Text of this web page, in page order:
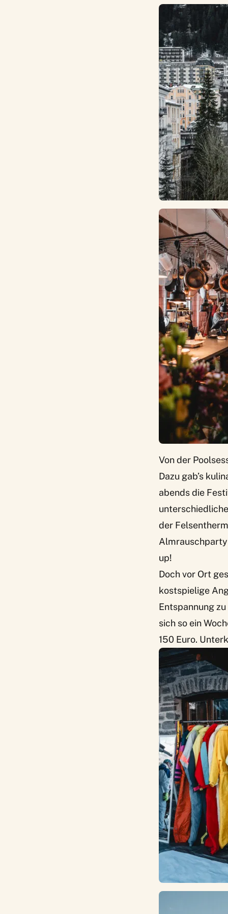
Von der
Dazu gab’s
abends die
der
Almrauschparty
up!
Doch vor Ort
kostspielige
Entspannung
sich so ein
150 Euro.